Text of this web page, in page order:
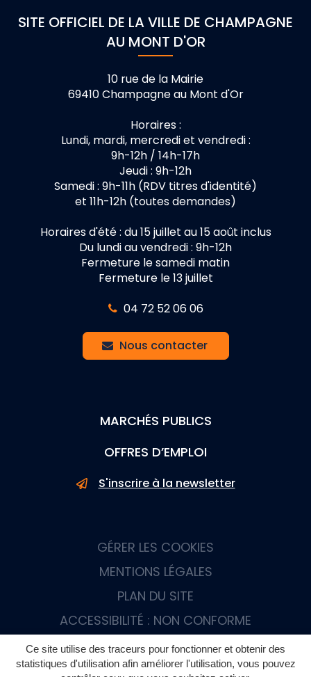
Ce site utilise des traceurs pour fonctionner et obtenir des
statistiques d'utilisation afin améliorer l'utilisation, vous pouvez
SITE OFFICIEL DE LA VILLE DE CHAMPAGNE
AU MONT D'OR
10 rue de la Mairie
69410 Champagne au Mont d'Or
Horaires :
Lundi, mardi, mercredi et vendredi :
9h-12h / 14h-17h
Jeudi : 9h-12h
Samedi : 9h-11h (RDV titres d'identité)
et 11h-12h (toutes demandes)
Horaires d'été : du 15 juillet au 15 août inclus
Du lundi au vendredi : 9h-12h
Fermeture le samedi matin
Fermeture le 13 juillet
04 72 52 06 06
Nous contacter
MARCHÉS PUBLICS
OFFRES D’EMPLOI
S'inscrire à la newsletter
GÉRER LES COOKIES
MENTIONS LÉGALES
PLAN DU SITE
ACCESSIBILITÉ : NON CONFORME